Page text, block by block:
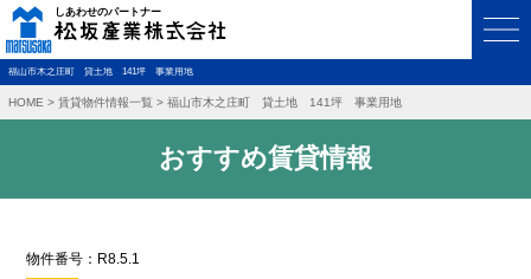
福山市木之庄町 貸土地 141坪 事業用地
HOME > 賃貸物件情報一覧 > 福山市木之庄町 貸土地 141坪 事業用地
おすすめ賃貸情報
物件番号：R8.5.1